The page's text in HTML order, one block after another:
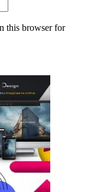
this browser for